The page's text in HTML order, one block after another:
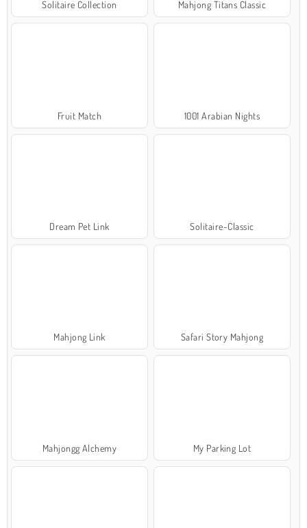
Solitaire Collection Mahjong Titans Classic
Fruit Match 1001 Arabian Nights
Dream Pet Link Solitaire-Classic
Mahjong Link Safari Story Mahjong
Mahjongg Alchemy My Parking Lot